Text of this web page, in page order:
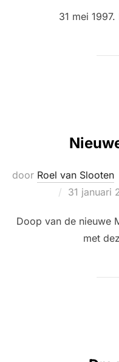
31 mei
door Roel van Slooten
Geplaatst
31 januari
Doop van de nieuwe
met